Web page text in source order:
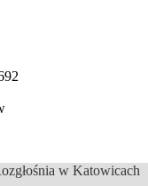
w Katowicach